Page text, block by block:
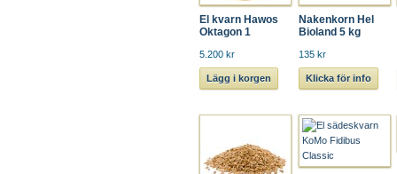
El kvarn Hawos
Oktagon 1
5.200 kr
Lägg i korgen
Nakenkorn Hel
Bioland 5 kg
135 kr
Klicka för info